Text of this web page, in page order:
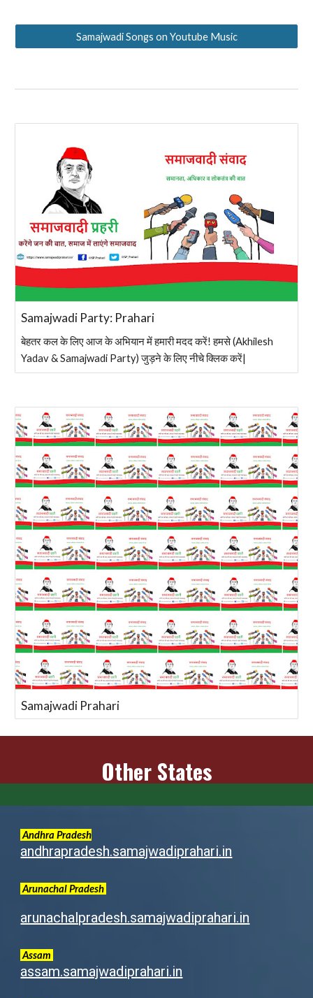
Samajwadi Songs on Youtube Music
Samajwadi Party: Prahari
बेहतर कल के लिए आज के अभियान में हमारी मदद करें! हमसे (Akhilesh
Yadav & Samajwadi Party) जुड़ने के लिए नीचे क्लिक करें|
Samajwadi Prahari
Other States
Andhra Pradesh
andhrapradesh.samajwadiprahari.in
ArunachalPradesh
arunachalpradesh.samajwadiprahari.in
Assam
assam.samajwadiprahari.in